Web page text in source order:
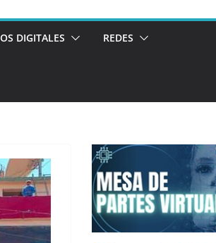
DIGITALES REDES